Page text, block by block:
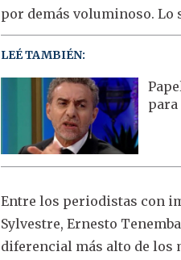
por demás voluminoso. Lo
LEÉ TAMBIÉN:
Entre los periodistas con
Sylvestre, Ernesto
diferencial más alto de los